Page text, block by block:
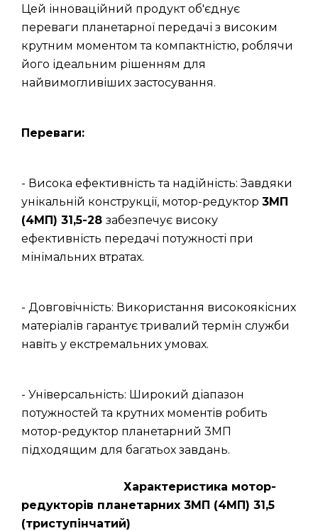
Цей інноваційний продукт об'єднує
переваги планетарної передачі з високим
крутним моментом та компактністю, роблячи
його ідеальним рішенням для
найвимогливіших застосування.
Переваги:
- Висока ефективність та надійність: Завдяки
унікальній конструкції, мотор-редуктор 3МП
(4МП) 31,5-28 забезпечує високу
ефективність передачі потужності при
мінімальних втратах.
- Довговічність: Використання високоякісних
матеріалів гарантує тривалий термін служби
навіть у екстремальних умовах.
- Універсальність: Широкий діапазон
потужностей та крутних моментів робить
мотор-редуктор планетарний 3МП
підходящим для багатьох завдань.
Характеристика мотор-
редукторів планетарних 3МП (4МП) 31,5
(триступінчатий)